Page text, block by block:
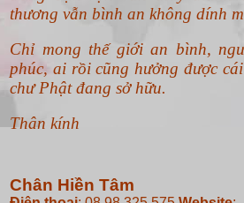
thương vẫn bình an không dính
Chỉ mong thế giới an bình,
phúc, ai rồi cũng hưởng được
chư Phật đang sở hữu.
Thân kính
Chân Hiền Tâm